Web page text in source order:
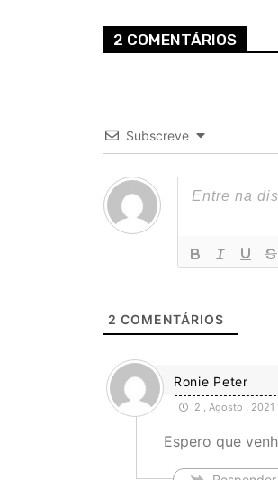
2 COMENTÁRIOS
Subscreve
2 COMENTÁRIOS
Ronie Peter
2 , Agosto , 2021
Espero que